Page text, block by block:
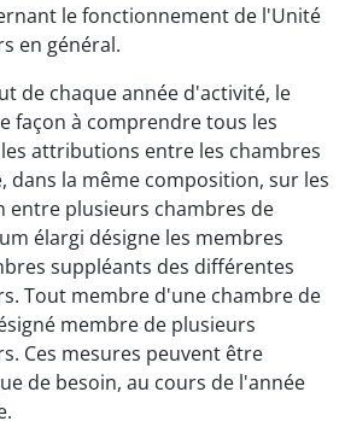
le fonctionnement de l'Unité
en général.
de chaque année d'activité, le
façon à comprendre tous les
attributions entre les chambres
dans la même composition, sur les
plusieurs chambres de
élargi désigne les membres
suppléants des différentes
Tout membre d'une chambre de
membre de plusieurs
Ces mesures peuvent être
de besoin, au cours de l'année